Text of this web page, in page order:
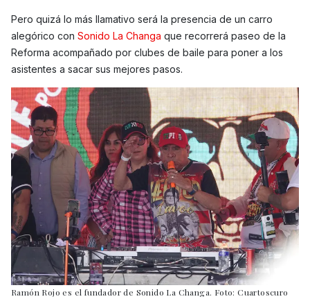
Pero quizá lo más llamativo será la presencia de un carro
alegórico con Sonido La Changa que recorrerá paseo de la
Reforma acompañado por clubes de baile para poner a los
asistentes a sacar sus mejores pasos.
Ramón Rojo es el fundador de Sonido La Changa. Foto: Cuartoscuro